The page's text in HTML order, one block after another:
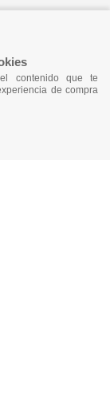
contenido que te
de compra